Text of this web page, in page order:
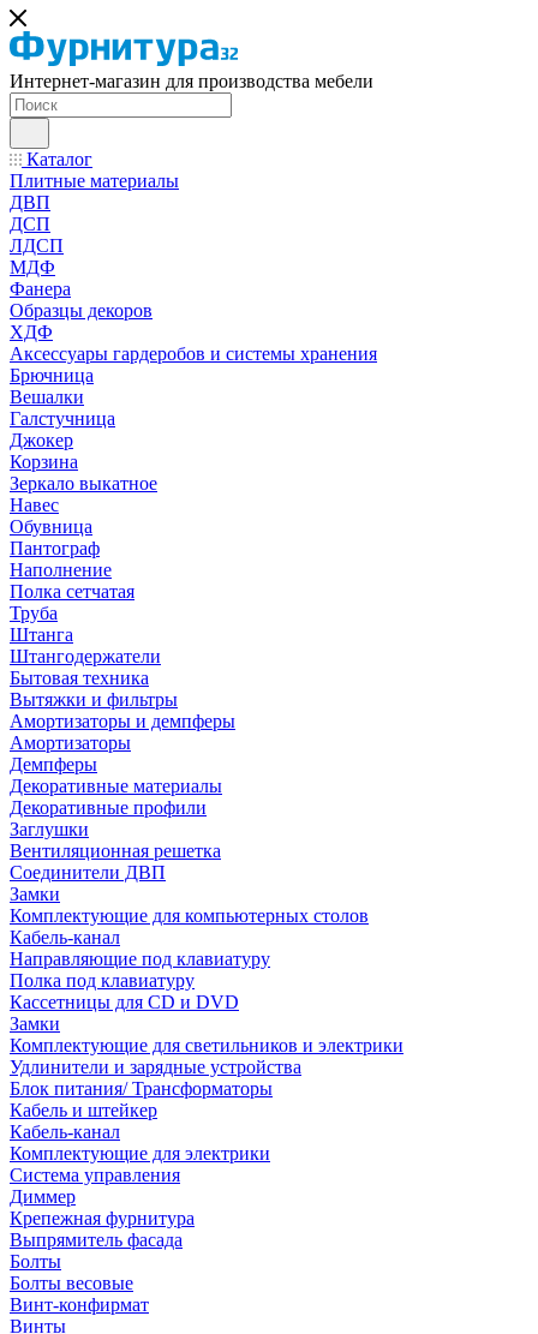
Интернет-магазин для производства мебели
Каталог
Плитные материалы
ДВП
ДСП
ЛДСП
МДФ
Фанера
Образцы декоров
ХДФ
Аксессуары гардеробов и системы хранения
Брючница
Вешалки
Галстучница
Джокер
Корзина
Зеркало выкатное
Навес
Обувница
Пантограф
Наполнение
Полка сетчатая
Труба
Штанга
Штангодержатели
Бытовая техника
Вытяжки и фильтры
Амортизаторы и демпферы
Амортизаторы
Демпферы
Декоративные материалы
Декоративные профили
Заглушки
Вентиляционная решетка
Соединители ДВП
Замки
Комплектующие для компьютерных столов
Кабель-канал
Направляющие под клавиатуру
Полка под клавиатуру
Кассетницы для CD и DVD
Замки
Комплектующие для светильников и электрики
Удлинители и зарядные устройства
Блок питания/ Трансформаторы
Кабель и штейкер
Кабель-канал
Комплектующие для электрики
Система управления
Диммер
Крепежная фурнитура
Выпрямитель фасада
Болты
Болты весовые
Винт-конфирмат
Винты